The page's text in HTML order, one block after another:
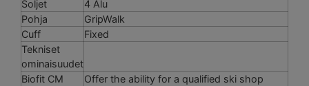
Soljet
4 Alu
Pohja
GripWalk
Cuff
Fixed
Tekniset
ominaisuudet
Biofit CM
Offer the ability for a qualified ski shop